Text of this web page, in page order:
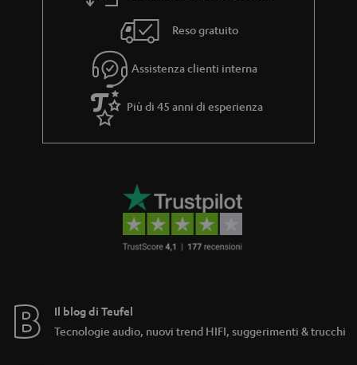
a
Reso gratuito
Assistenza clienti interna
Più di 45 anni di esperienza
Il blog di Teufel
Tecnologie audio, nuovi trend HIFI, suggerimenti & trucchi